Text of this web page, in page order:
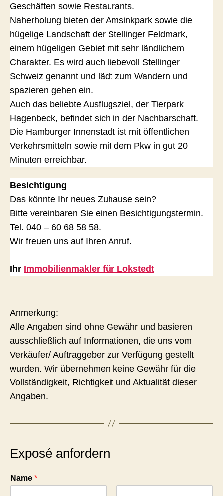
Geschäften sowie Restaurants.
Naherholung bieten der Amsinkpark sowie die
hügelige Landschaft der Stellinger Feldmark,
einem hügeligen Gebiet mit sehr ländlichem
Charakter. Es wird auch liebevoll Stellinger
Schweiz genannt und lädt zum Wandern und
spazieren gehen ein.
Auch das beliebte Ausflugsziel, der Tierpark
Hagenbeck, befindet sich in der Nachbarschaft.
Die Hamburger Innenstadt ist mit öffentlichen
Verkehrsmitteln sowie mit dem Pkw in gut 20
Minuten erreichbar.
Besichtigung
Das könnte Ihr neues Zuhause sein?
Bitte vereinbaren Sie einen Besichtigungstermin.
Tel. 040 – 60 68 58 58.
Wir freuen uns auf Ihren Anruf.
Ihr Immobilienmakler für Lokstedt
Anmerkung:
Alle Angaben sind ohne Gewähr und basieren
ausschließlich auf Informationen, die uns vom
Verkäufer/ Auftraggeber zur Verfügung gestellt
wurden. Wir übernehmen keine Gewähr für die
Vollständigkeit, Richtigkeit und Aktualität dieser
Angaben.
Exposé anfordern
Name *